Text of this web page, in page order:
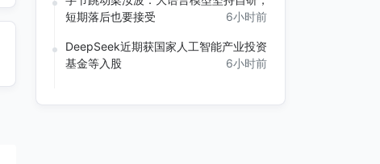
6小时前
短期落后也要接受
6小时前
DeepSeek近期获国家人工智能产业投资
基金等入股